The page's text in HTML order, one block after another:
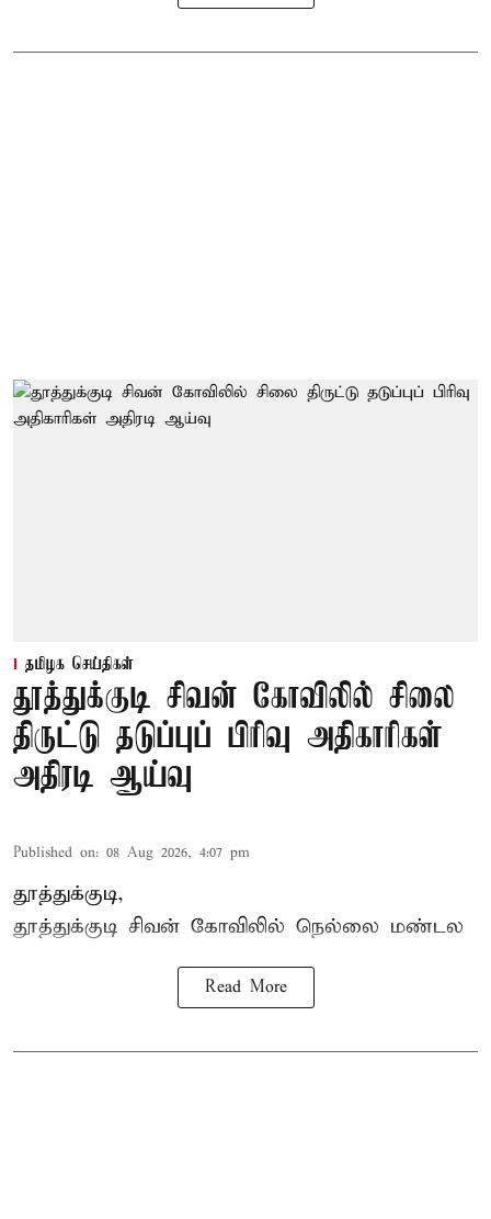
தமிழக செய்திகள்
தூத்துக்குடி சிவன் கோவிலில் சிலை
திருட்டு தடுப்புப் பிரிவு அதிகாரிகள்
அதிரடி ஆய்வு
Published on: 08 Aug 2026, 4:07 pm
தூத்துக்குடி,
தூத்துக்குடி சிவன் கோவிலில் நெல்லை மண்டல
Read More